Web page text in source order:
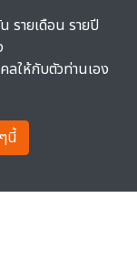
รายเดือน รายปี
ลให้กับตัวท่านเอง
นี้